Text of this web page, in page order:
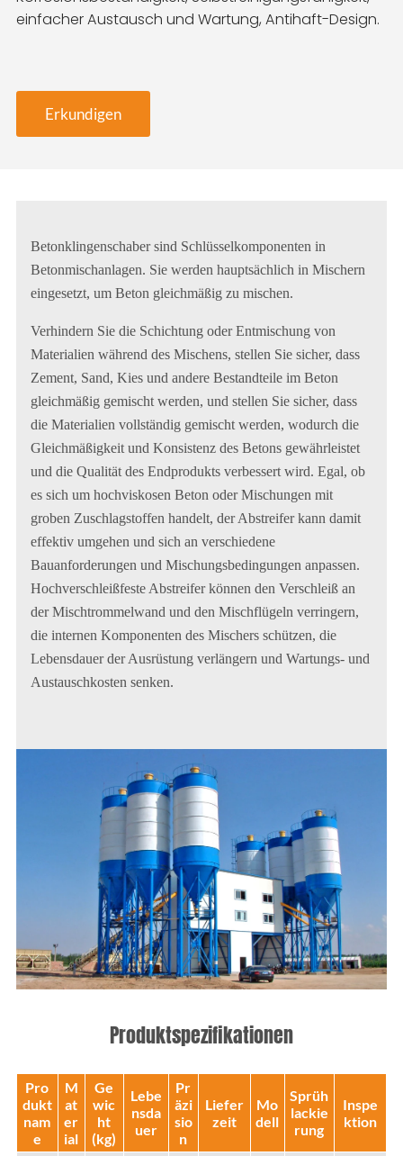
einfacher Austausch und Wartung, Antihaft-Design.
Erkundigen
Betonklingenschaber sind Schlüsselkomponenten in
Betonmischanlagen. Sie werden hauptsächlich in Mischern
eingesetzt, um Beton gleichmäßig zu mischen.
Verhindern Sie die Schichtung oder Entmischung von
Materialien während des Mischens, stellen Sie sicher, dass
Zement, Sand, Kies und andere Bestandteile im Beton
gleichmäßig gemischt werden, und stellen Sie sicher, dass
die Materialien vollständig gemischt werden, wodurch die
Gleichmäßigkeit und Konsistenz des Betons gewährleistet
und die Qualität des Endprodukts verbessert wird. Egal, ob
es sich um hochviskosen Beton oder Mischungen mit
groben Zuschlagstoffen handelt, der Abstreifer kann damit
effektiv umgehen und sich an verschiedene
Bauanforderungen und Mischungsbedingungen anpassen.
Hochverschleißfeste Abstreifer können den Verschleiß an
der Mischtrommelwand und den Mischflügeln verringern,
die internen Komponenten des Mischers schützen, die
Lebensdauer der Ausrüstung verlängern und Wartungs- und
Austauschkosten senken.
Produktspezifikationen
Pro
dukt
nam
e
M
at
er
ial
Ge
wic
ht
(kg)
Lebe
nsda
uer
Pr
äzi
sio
n
Liefer
zeit
Mo
dell
Sprüh
lackie
rung
Inspe
ktion